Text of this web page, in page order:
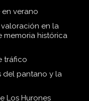
verano
en la
histórica
tráfico
del pantano y la
Los Hurones